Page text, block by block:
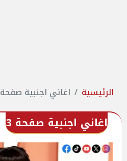
الرئيسية اغاني اجنبية صفحة 3
اغاني اجنبية صفحة 3